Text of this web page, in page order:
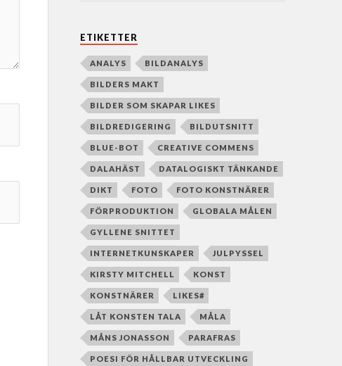
ETIKETTER
ANALYS BILDANALYS
BILDERS MAKT
BILDER SOM SKAPAR LIKES
BILDREDIGERING BILDUTSNITT
BLUE-BOT CREATIVE COMMENS
DALAHÄST DATALOGISKT TÄNKANDE
DIKT FOTO FOTO KONSTNÄRER
FÖRPRODUKTION GLOBALA MÅLEN
GYLLENE SNITTET
INTERNETKUNSKAPER JULPYSSEL
KIRSTY MITCHELL KONST
KONSTNÄRER LIKES#
LÅT KONSTEN TALA MÅLA
MÅNS JONASSON PARAFRAS
POESI FÖR HÅLLBAR UTVECKLING